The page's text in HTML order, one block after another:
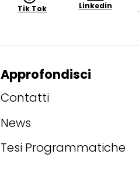
Tik Tok Linkedin
Approfondisci
Contatti
News
Tesi Programmatiche